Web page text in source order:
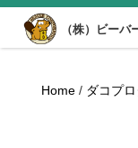
Desktop View
（株）ビー
Home / ダコプ